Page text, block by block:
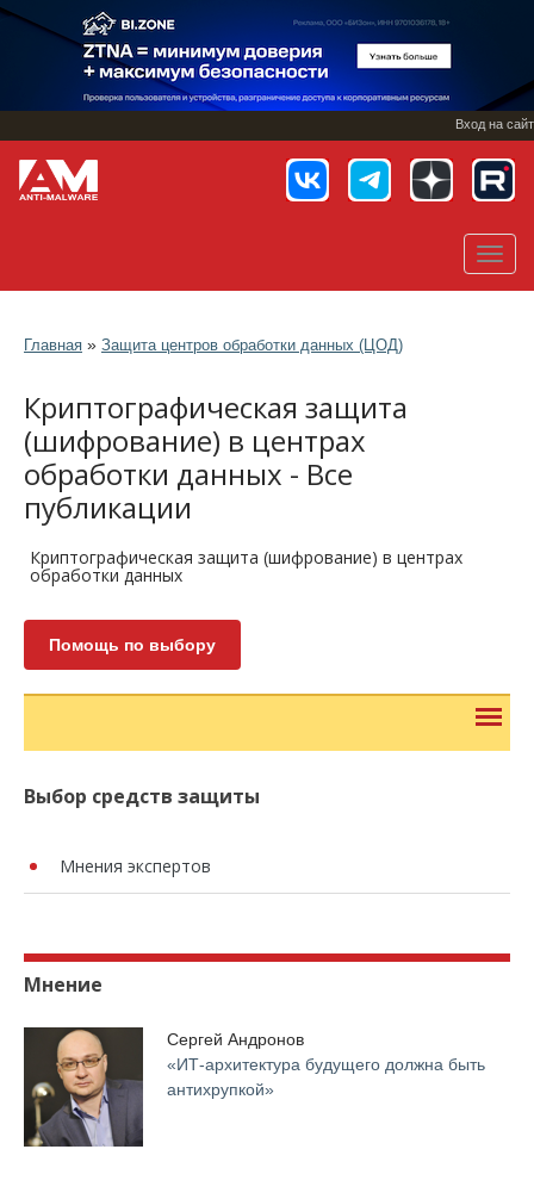
Перейти
основному
Вход на сайт
Главная » Защита центров обработки данных (ЦОД)
Криптографическая защита
(шифрование) в центрах
обработки данных - Все
публикации
Криптографическая защита (шифрование) в центрах
обработки данных
Помощь по выбору
Выбор средств защиты
Мнения экспертов
Мнение
Сергей Андронов
«ИТ-архитектура будущего должна быть
антихрупкой»